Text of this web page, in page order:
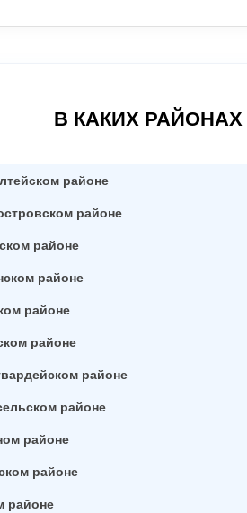
В КАКИХ
районе
районе
районе
районе
районе
районе
районе
районе
районе
районе
районе